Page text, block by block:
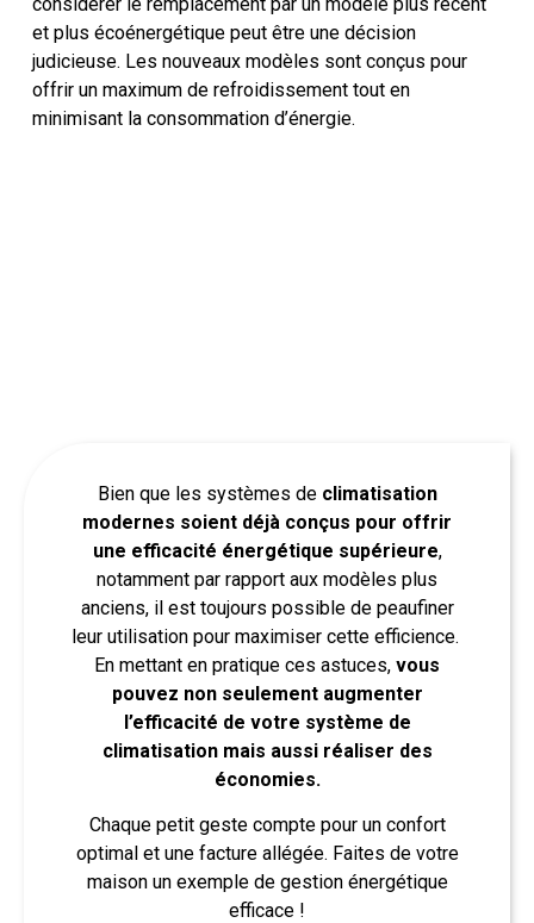
considérer le remplacement par un modèle plus récent
et plus écoénergétique peut être une décision
judicieuse. Les nouveaux modèles sont conçus pour
offrir un maximum de refroidissement tout en
minimisant la consommation d’énergie.
Bien que les systèmes de climatisation
modernes soient déjà conçus pour offrir
une efficacité énergétique supérieure,
notamment par rapport aux modèles plus
anciens, il est toujours possible de peaufiner
leur utilisation pour maximiser cette efficience.
En mettant en pratique ces astuces, vous
pouvez non seulement augmenter
l’efficacité de votre système de
climatisation mais aussi réaliser des
économies.
Chaque petit geste compte pour un confort
optimal et une facture allégée. Faites de votre
maison un exemple de gestion énergétique
efficace !